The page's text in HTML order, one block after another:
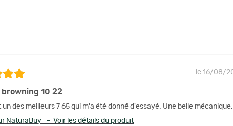
le 16/08/
10 22
des meilleurs 7 65 qui m'a été donné d'essayé. Une belle mécanique.
NaturaBuy – Voir les détails du produit